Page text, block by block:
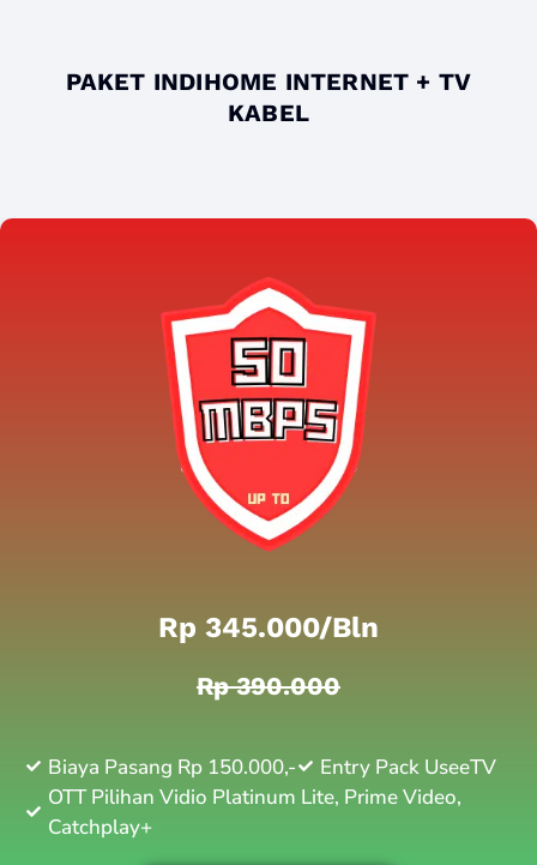
PAKET INDIHOME INTERNET + TV
KABEL
Rp 345.000/bln
Rp 390.000
Biaya Pasang Rp 150.000,-
Entry Pack UseeTV
OTT Pilihan Vidio Platinum Lite, Prime Video,
Catchplay+